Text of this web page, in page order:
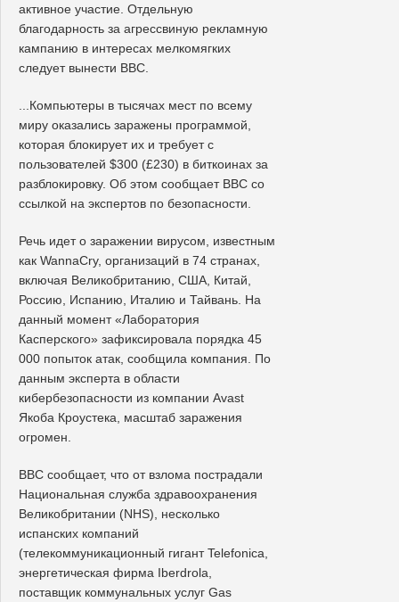
активное участие. Отдельную
благодарность за агрессвиную рекламную
кампанию в интересах мелкомягких
следует вынести BBC.
...Компьютеры в тысячах мест по всему
миру оказались заражены программой,
которая блокирует их и требует с
пользователей $300 (£230) в биткоинах за
разблокировку. Об этом сообщает BBC со
ссылкой на экспертов по безопасности.
Речь идет о заражении вирусом, известным
как WannaCry, организаций в 74 странах,
включая Великобританию, США, Китай,
Россию, Испанию, Италию и Тайвань. На
данный момент «Лаборатория
Касперского» зафиксировала порядка 45
000 попыток атак, сообщила компания. По
данным эксперта в области
кибербезопасности из компании Avast
Якоба Кроустека, масштаб заражения
огромен.
BBC сообщает, что от взлома пострадали
Национальная служба здравоохранения
Великобритании (NHS), несколько
испанских компаний
(телекоммуникационный гигант Telefonica,
энергетическая фирма Iberdrola,
поставщик коммунальных услуг Gas